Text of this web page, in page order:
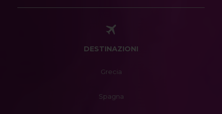
DESTINAZIONI
Grecia
Spagna